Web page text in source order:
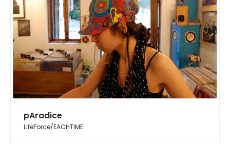
pAradice
LifeForce/EACHTIME